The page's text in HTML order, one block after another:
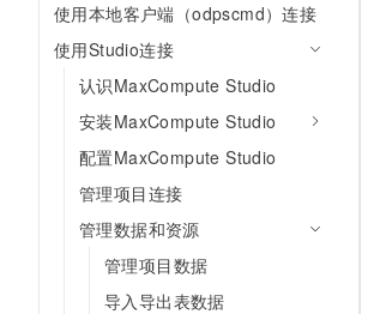
使用本地客户端（odpscmd）连接
使用Studio连接
认识MaxCompute Studio
安装MaxCompute Studio
配置MaxCompute Studio
管理项目连接
管理数据和资源
管理项目数据
导入导出表数据
专有云